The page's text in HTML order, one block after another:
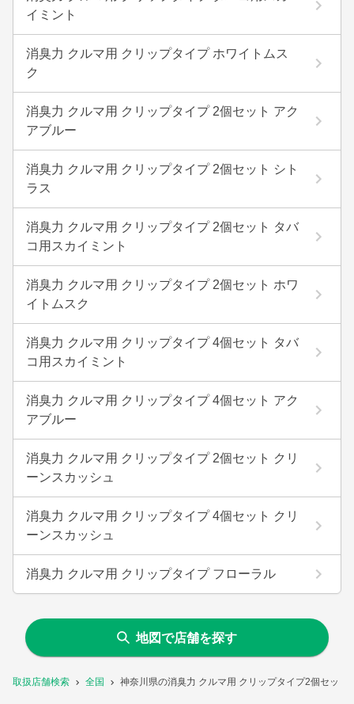
取扱店舗検索 全国 神奈川県の消臭力 クルマ用 クリップタイプ2個セット
イミント
消臭力 クルマ用 クリップタイプ ホワイトムス
ク
消臭力 クルマ用 クリップタイプ 2個セット アク
アブルー
消臭力 クルマ用 クリップタイプ 2個セット シト
ラス
消臭力 クルマ用 クリップタイプ 2個セット タバ
コ用スカイミント
消臭力 クルマ用 クリップタイプ 2個セット ホワ
イトムスク
消臭力 クルマ用 クリップタイプ 4個セット タバ
コ用スカイミント
消臭力 クルマ用 クリップタイプ 4個セット アク
アブルー
消臭力 クルマ用 クリップタイプ 2個セット クリ
ーンスカッシュ
消臭力 クルマ用 クリップタイプ 4個セット クリ
ーンスカッシュ
消臭力 クルマ用 クリップタイプ フローラル
地図で店舗を探す